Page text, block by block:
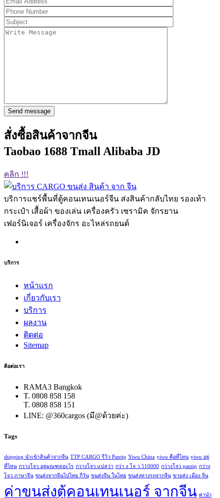
Send message
สั่งซื้อสินค้าจากจีน
Taobao 1688 Tmall Alibaba JD
คลิก !!!
บริการแชร์พื้นที่ตู้คอนเทนเนอร์จีน ส่งสินค้ากลับไทย รองเท้า
กระเป๋า เสื้อผ้า ของเล่น เครื่องครัว เซรามิค จักรยาน
เฟอร์นิเจอร์ เครื่องจักร อะไหล่รถยนต์
บริการ
หน้าแรก
เกี่ยวกับเรา
บริการ
ผลงาน
ติดต่อ
Sitemap
ติอต่อเรา
RAMA3 Bangkok
T. 0808 858 158
T. 0808 858 151
LINE: @360cargos (มี@ด้วยค่ะ)
Tags
shipping นำเข้าสินค้าจากจีน TTP CARGO รีวิว Pantip Yiwu China yiwu คือที่ไหน yiwu อยู่
ที่ไหน กวางโจว อยู่มณฑลอะไร กวางโจว แปลว่า กว่า ง โจ ว 510000 กว่างโจว pantip กว่าง
โจว ภาษาจีน ขนส่งจากจีนไปไทย กี่วัน ขนส่งจีน ในไทย ขนส่งทางรถจากจีน ขายส่ง เมือง จีน
ค่าขนส่งตู้คอนเทนเนอร์ จากจีน ค่านํา